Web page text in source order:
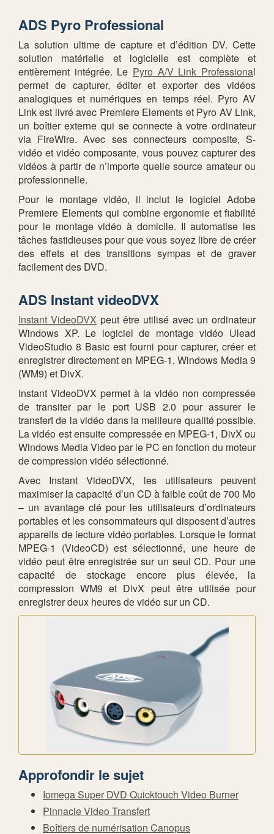
ADS Pyro Professional
La solution ultime de capture et d’édition DV. Cette
solution matérielle et logicielle est complète et
entièrement intégrée. Le Pyro A/V Link Professional
permet de capturer, éditer et exporter des vidéos
analogiques et numériques en temps réel. Pyro AV
Link est livré avec Premiere Elements et Pyro AV Link,
un boîtier externe qui se connecte à votre ordinateur
via FireWire. Avec ses connecteurs composite, S-
vidéo et vidéo composante, vous pouvez capturer des
vidéos à partir de n’importe quelle source amateur ou
professionnelle.
Pour le montage vidéo, il inclut le logiciel Adobe
Premiere Elements qui combine ergonomie et fiabilité
pour le montage vidéo à domicile. Il automatise les
tâches fastidieuses pour que vous soyez libre de créer
des effets et des transitions sympas et de graver
facilement des DVD.
ADS Instant videoDVX
Instant VideoDVX peut être utilisé avec un ordinateur
Windows XP. Le logiciel de montage vidéo Ulead
VideoStudio 8 Basic est fourni pour capturer, créer et
enregistrer directement en MPEG-1, Windows Media 9
(WM9) et DivX.
Instant VideoDVX permet à la vidéo non compressée
de transiter par le port USB 2.0 pour assurer le
transfert de la vidéo dans la meilleure qualité possible.
La vidéo est ensuite compressée en MPEG-1, DivX ou
Windows Media Video par le PC en fonction du moteur
de compression vidéo sélectionné.
Avec Instant VideoDVX, les utilisateurs peuvent
maximiser la capacité d’un CD à faible coût de 700 Mo
– un avantage clé pour les utilisateurs d’ordinateurs
portables et les consommateurs qui disposent d’autres
appareils de lecture vidéo portables. Lorsque le format
MPEG-1 (VideoCD) est sélectionné, une heure de
vidéo peut être enregistrée sur un seul CD. Pour une
capacité de stockage encore plus élevée, la
compression WM9 et DivX peut être utilisée pour
enregistrer deux heures de vidéo sur un CD.
Approfondir le sujet
Iomega Super DVD Quicktouch Video Burner
Pinnacle Video Transfert
Boîtiers de numérisation Canopus